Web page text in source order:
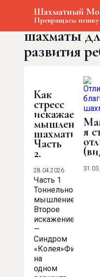
Шахматный
Превращаем пешку
Метод
шахматы
развития
Как
стресс
искажает
мышление
шахматиста?
Часть
2.
28.04.2026
Часть 1
Тоннельное
мышление
Второе
искажение
—
Синдром
«Колея»Фиксация
на
одном
я